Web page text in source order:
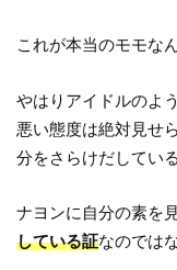
これが本当のモモな
やはりアイドルのよ
悪い態度は絶対見せ
分をさらけだしてい
ナヨンに自分の素を
している証なのでは